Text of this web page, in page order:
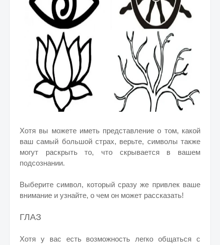
Хотя вы можете иметь представление о том, какой
ваш самый большой страх, верьте, символы также
могут раскрыть то, что скрывается в вашем
подсознании.
Выберите символ, который сразу же привлек ваше
внимание и узнайте, о чем он может рассказать!
ГЛАЗ
Хотя у вас есть возможность легко общаться с